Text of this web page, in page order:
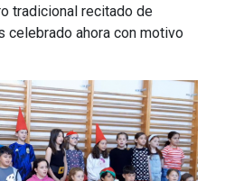
tradicional recitado de
celebrado ahora con motivo